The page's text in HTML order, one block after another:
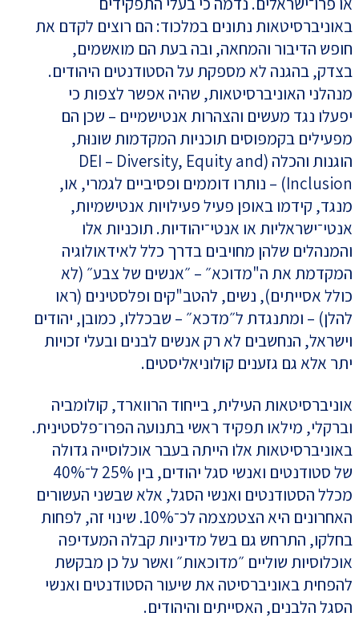
באוניברסיטאות נתונים במלכוד: הם רוצים לקדם את
חופש הדיבור והמחאה, ובה בעת הם מואשמים,
בצדק, בהגנה לא מספקת על הסטודנטים היהודים.
מנהלני האוניברסיטאות, שהיה אפשר לצפות כי
יפעלו נגד מעשים והצהרות אנטישמיים – שכן הם
מפעילים בקמפוסים תוכניות המקדמות שונוּת,
הוגנות והכלה (DEI – Diversity, Equity and
Inclusion) – נותרו דוממים ופסיביים לגמרי, או,
מנגד, קידמו באופן פעיל פעילויות אנטישמיות,
אנטי־ישראליות או אנטי־יהודיות. תוכניות אלו
והמנהלים שלהן מחויבים בדרך כלל לאידאולוגיה
המקדמת את ה"מדוכא״ – ״אנשים של צבע״ (לא
כולל אסייתים), נשים, להטב"קים ופלסטינים (ראו
להלן) – ומתנגדת ל״מדכא״ – שבכללו, כמובן, יהודים
וישראל, הנחשבים לא רק אנשים לבנים ובעלי זכויות
יתר אלא גם גזענים קולוניאליסטים.
אוניברסיטאות העילית, בייחוד הרווארד, קולומביה
וברקלי, מילאו תפקיד ראשי בתנועה הפרו־פלסטינית.
באוניברסיטאות אלו הייתה בעבר אוכלוסייה גדולה
של סטודנטים ואנשי סגל יהודים, בין 25% ל־40%
מכלל הסטודנטים ואנשי הסגל, אלא שבשני העשורים
האחרונים היא הצטמצמה לכ־10%. שינוי זה, לפחות
בחלקו, התרחש גם בשל מדיניות קבלה המעדיפה
אוכלוסיות שוליים ״מדוכאות״ ואשר על כן מבקשת
להפחית באוניברסיטה את שיעור הסטודנטים ואנשי
הסגל הלבנים, האסייתים והיהודים.